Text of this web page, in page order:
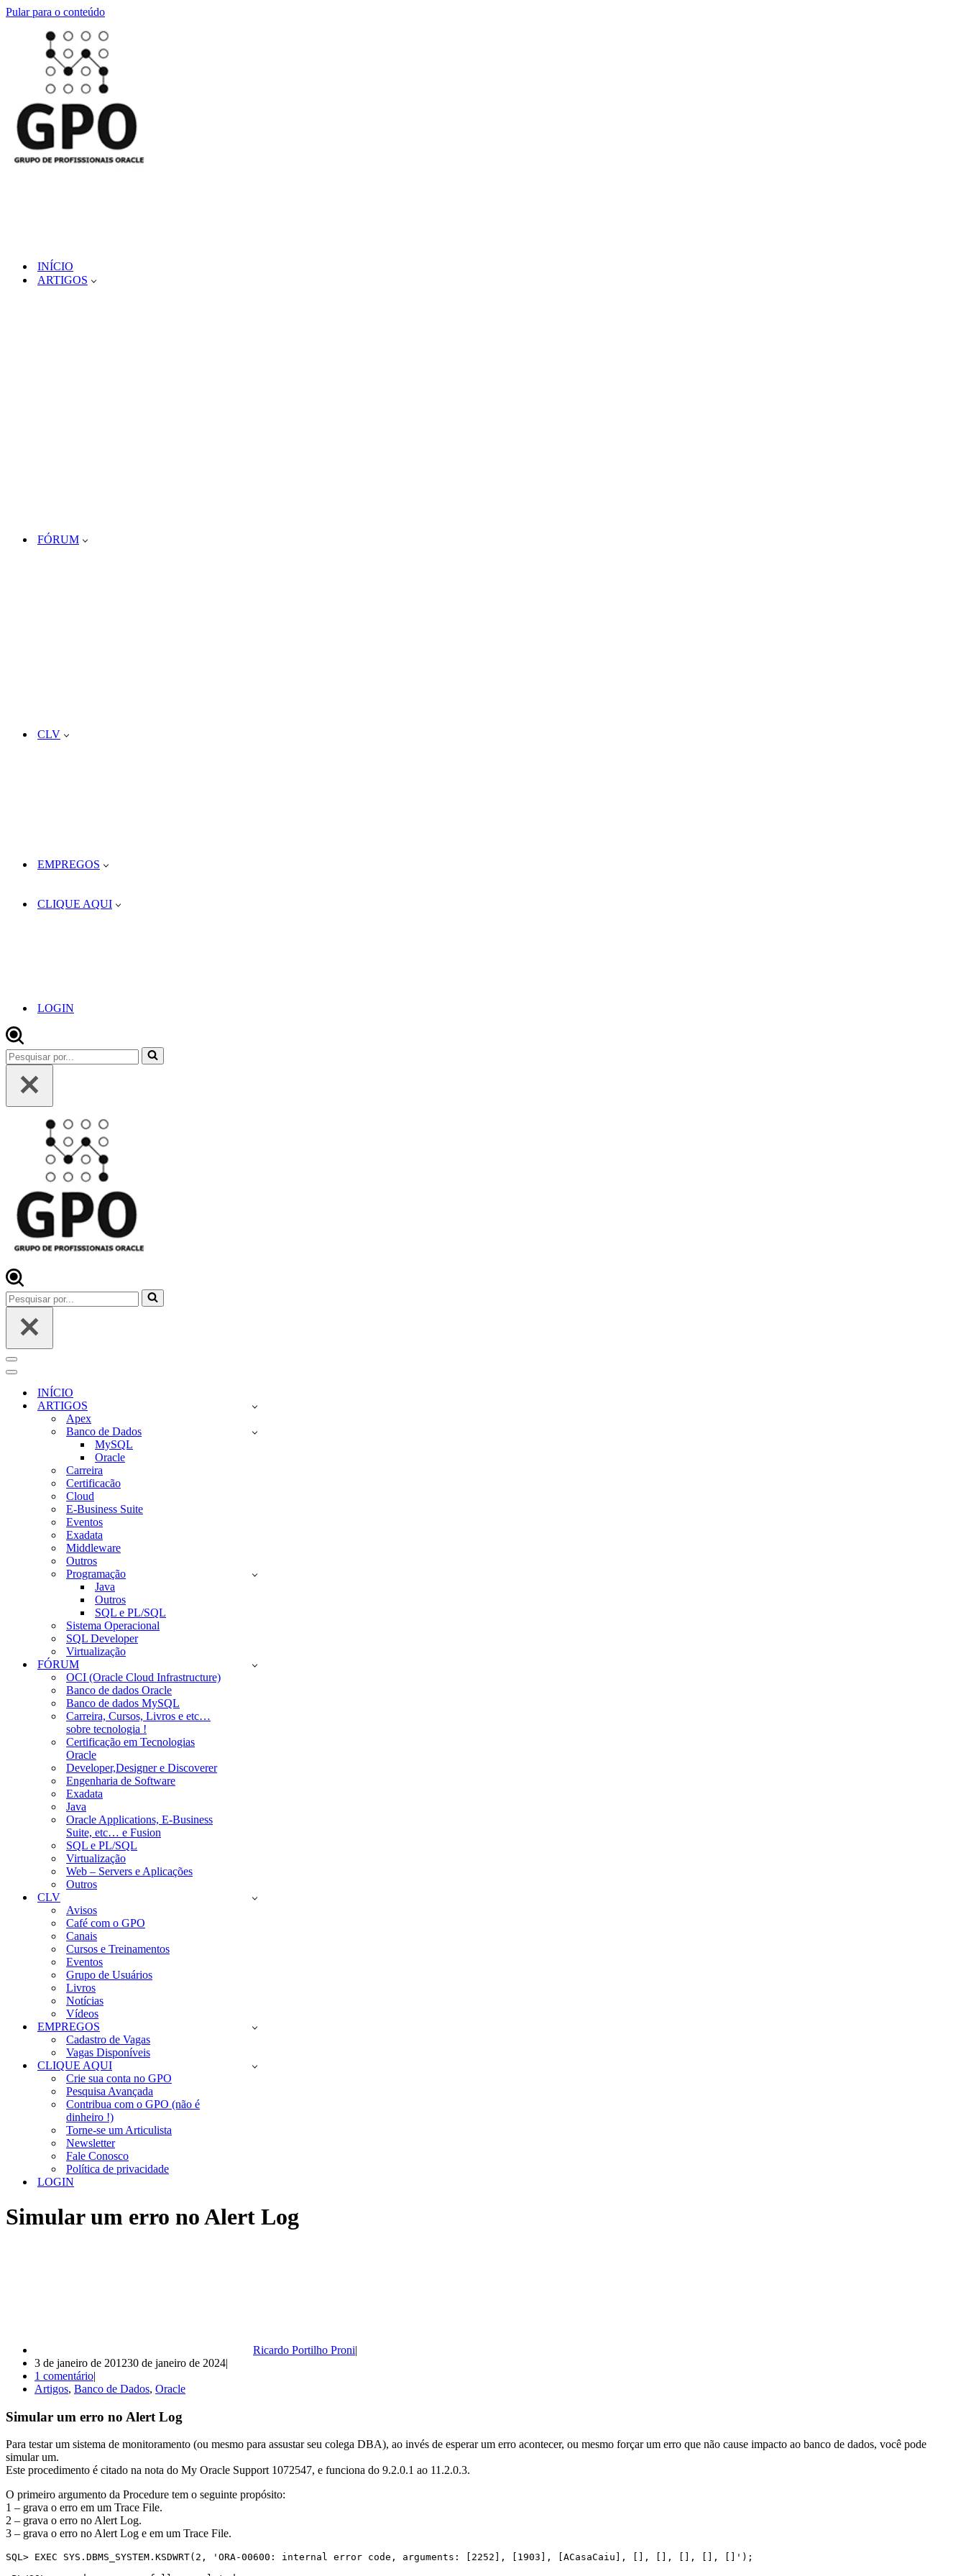
Pular para o conteúdo
INÍCIO
ARTIGOS
FÓRUM
CLV
EMPREGOS
CLIQUE AQUI
LOGIN
Pesquisar
por...
Pesquisar
por...
Menu
de
navegação
Menu
navegaçãoINÍCIO
ARTIGOS
Apex
Banco de Dados
MySQL
Oracle
Carreira
Certificacão
Cloud
E-Business Suite
Eventos
Exadata
Middleware
Outros
Programação
Java
Outros
SQL e PL/SQL
Sistema Operacional
SQL Developer
Virtualização
FÓRUM
OCI (Oracle Cloud Infrastructure)
Banco de dados Oracle
Banco de dados MySQL
Carreira, Cursos, Livros e etc…
sobre tecnologia !
Certificação em Tecnologias
Oracle
Developer,Designer e Discoverer
Engenharia de Software
Exadata
Java
Oracle Applications, E-Business
Suite, etc… e Fusion
SQL e PL/SQL
Virtualização
Web – Servers e Aplicações
Outros
CLV
Avisos
Café com o GPO
Canais
Cursos e Treinamentos
Eventos
Grupo de Usuários
Livros
Notícias
Vídeos
EMPREGOS
Cadastro de Vagas
Vagas Disponíveis
CLIQUE AQUI
Crie sua conta no GPO
Pesquisa Avançada
Contribua com o GPO (não é
dinheiro !)
Torne-se um Articulista
Newsletter
Fale Conosco
Política de privacidade
LOGIN
Simular um erro no Alert Log
Ricardo Portilho Proni
3 de janeiro de 201230 de janeiro de 2024
1 comentário
Artigos, Banco de Dados, Oracle
Simular um erro no Alert Log
Para testar um sistema de monitoramento (ou mesmo para assustar seu colega DBA), ao invés de esperar um erro acontecer, ou mesmo forçar um erro que não cause impacto ao banco de dados, você pode
simular um.
Este procedimento é citado na nota do My Oracle Support 1072547, e funciona do 9.2.0.1 ao 11.2.0.3.
O primeiro argumento da Procedure tem o seguinte propósito:
1 – grava o erro em um Trace File.
2 – grava o erro no Alert Log.
3 – grava o erro no Alert Log e em um Trace File.
SQL> EXEC SYS.DBMS_SYSTEM.KSDWRT(2, 'ORA-00600: internal error code, arguments: [2252], [1903], [ACasaCaiu], [], [], [], [], []');